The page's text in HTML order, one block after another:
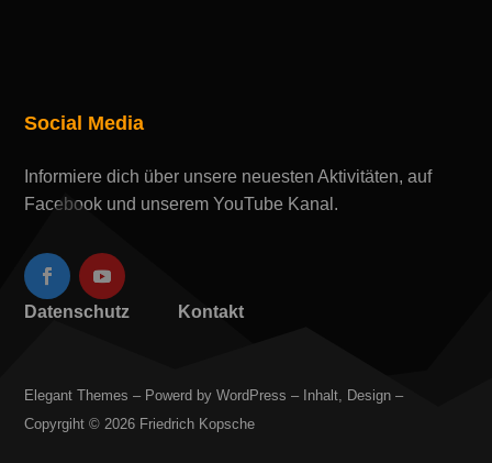
Social Media
Informiere dich über unsere neuesten Aktivitäten, auf
Facebook und unserem YouTube Kanal.
Datenschutz Kontakt
Elegant Themes – Powerd by WordPress – Inhalt, Design –
Copyrgiht © 2026 Friedrich Kopsche